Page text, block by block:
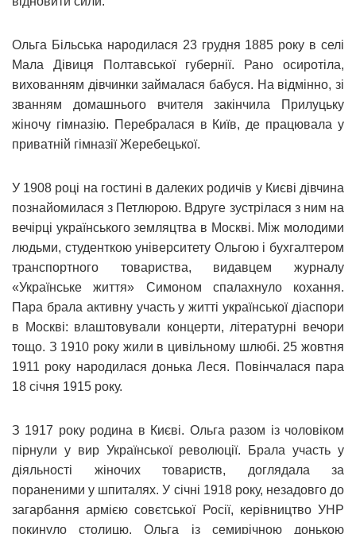
Ольга Більська народилася 23 грудня 1885 року в селі
Мала Дівиця Полтавської губернії. Рано осиротіла,
вихованням дівчинки займалася бабуся. На відмінно, зі
званням домашнього вчителя закінчила Прилуцьку
жіночу гімназію. Перебралася в Київ, де працювала у
приватній гімназії Жеребецької.
У 1908 році на гостині в далеких родичів у Києві дівчина
познайомилася з Петлюрою. Вдруге зустрілася з ним на
вечірці українського земляцтва в Москві. Між молодими
людьми, студенткою університету Ольгою і бухгалтером
транспортного товариства, видавцем журналу
«Українське життя» Симоном спалахнуло кохання.
Пара брала активну участь у житті української діаспори
в Москві: влаштовували концерти, літературні вечори
тощо. З 1910 року жили в цивільному шлюбі. 25 жовтня
1911 року народилася донька Леся. Повінчалася пара
18 січня 1915 року.
З 1917 року родина в Києві. Ольга разом із чоловіком
пірнули у вир Української революції. Брала участь у
діяльності жіночих товариств, доглядала за
пораненими у шпиталях. У січні 1918 року, незадовго до
загарбання армією совєтської Росії, керівництво УНР
покинуло столицю. Ольга із семирічною донькою